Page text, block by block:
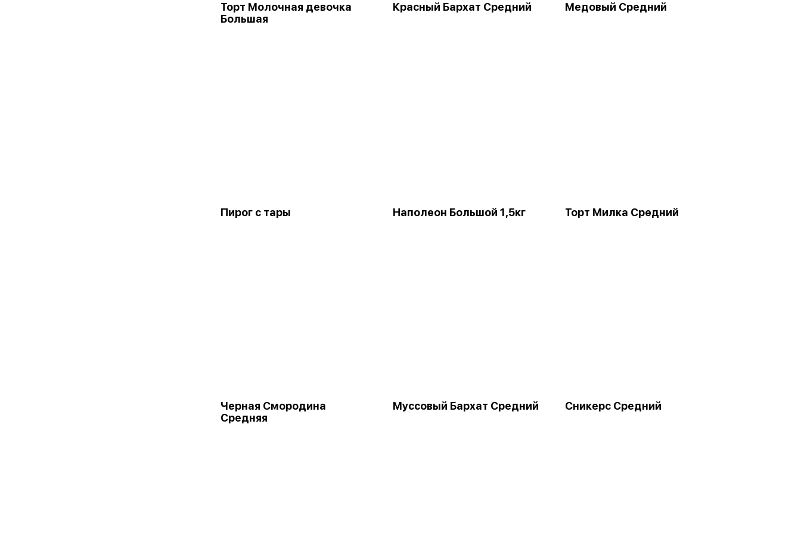
Торт Молочная девочка
Большая
Красный Бархат Средний Медовый Средний
Пирог с тары Наполеон Большой 1,5кг Торт Милка Средний
Черная Смородина
Средняя
Муссовый Бархат Средний Сникерс Средний